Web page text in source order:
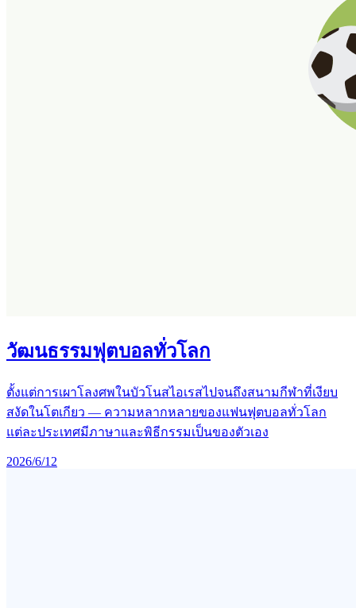
วัฒนธรรมฟุตบอลทั่วโลก
ตั้งแต่การเผาโลงศพในบัวโนสไอเรสไปจนถึงสนามกีฬาที่เงียบ
สงัดในโตเกียว — ความหลากหลายของแฟนฟุตบอลทั่วโลก
แต่ละประเทศมีภาษาและพิธีกรรมเป็นของตัวเอง
2026/6/12